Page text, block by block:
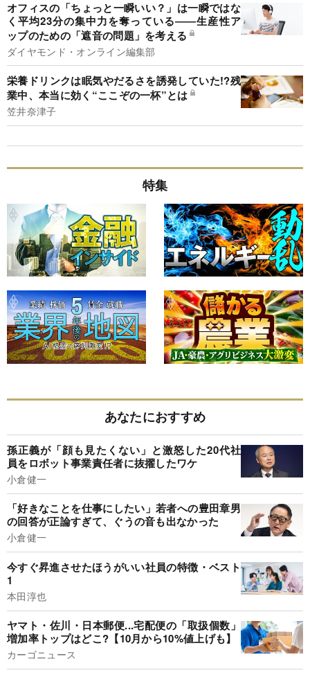
オフィスの「ちょっと一瞬いい？」は一瞬ではな
く平均23分の集中力を奪っている――生産性ア
ップのための「遮音の問題」を考える
ダイヤモンド・オンライン編集部
栄養ドリンクは眠気やだるさを誘発していた!?残
業中、本当に効く“ここぞの一杯”とは
笠井奈津子
特集
あなたにおすすめ
孫正義が「顔も見たくない」と激怒した20代社
員をロボット事業責任者に抜擢したワケ
小倉健一
「好きなことを仕事にしたい」若者への豊田章男
の回答が正論すぎて、ぐうの音も出なかった
小倉健一
今すぐ昇進させたほうがいい社員の特徴・ベスト
1
本田淳也
ヤマト・佐川・日本郵便...宅配便の「取扱個数」
増加率トップはどこ?【10月から10%値上げも】
カーゴニュース